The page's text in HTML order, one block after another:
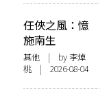
任俠之風：憶
施南生
其他 | by 李焯
桃 | 2026-08-04